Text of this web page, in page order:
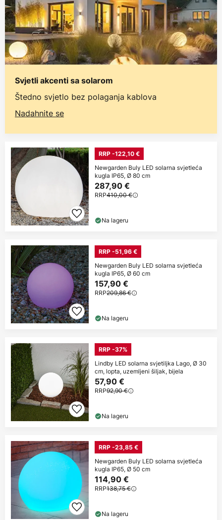
Svjetli akcenti sa solarom
Štedno svjetlo bez polaganja kablova
Nadahnite se
RRP -122,10 €
Newgarden Buly LED solarna svjetleća
kugla IP65, Ø 80 cm
287,90 €
RRP410,00 €
Na lageru
RRP -51,96 €
Newgarden Buly LED solarna svjetleća
kugla IP65, Ø 60 cm
157,90 €
RRP209,86 €
Na lageru
RRP -37%
Lindby LED solarna svjetiljka Lago, Ø 30
cm, lopta, uzemljeni šiljak, bijela
57,90 €
RRP92,90 €
Na lageru
RRP -23,85 €
Newgarden Buly LED solarna svjetleća
kugla IP65, Ø 50 cm
114,90 €
RRP138,75 €
Na lageru